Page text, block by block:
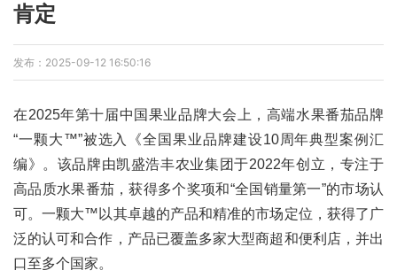
肯定
发布：2025-09-12 16:50:16
在2025年第十届中国果业品牌大会上，高端水果番茄品牌
“一颗大™”被选入《全国果业品牌建设10周年典型案例汇
编》。该品牌由凯盛浩丰农业集团于2022年创立，专注于
高品质水果番茄，获得多个奖项和“全国销量第一”的市场认
可。一颗大™以其卓越的产品和精准的市场定位，获得了广
泛的认可和合作，产品已覆盖多家大型商超和便利店，并出
口至多个国家。